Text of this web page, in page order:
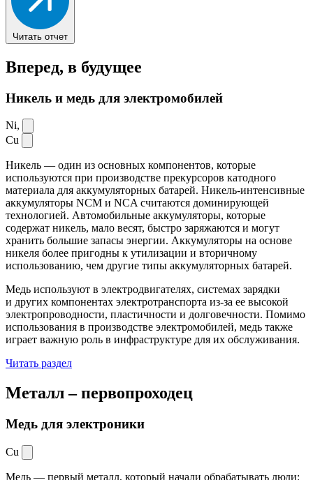
Читать отчет
Вперед, в будущее
Никель и медь для электромобилей
Ni,
Cu
Никель — один из основных компонентов, которые
используются при производстве прекурсоров катодного
материала для аккумуляторных батарей. Никель-интенсивные
аккумуляторы NCM и NCA считаются доминирующей
технологией. Автомобильные аккумуляторы, которые
содержат никель, мало весят, быстро заряжаются и могут
хранить большие запасы энергии. Аккумуляторы на основе
никеля более пригодны к утилизации и вторичному
использованию, чем другие типы аккумуляторных батарей.
Медь используют в электродвигателях, системах зарядки
и других компонентах электротранспорта из-за ее высокой
электропроводности, пластичности и долговечности. Помимо
использования в производстве электромобилей, медь также
играет важную роль в инфраструктуре для их обслуживания.
Читать раздел
Металл –первопроходец
Медь для электроники
Cu
Медь — первый металл, который начали обрабатывать люди: